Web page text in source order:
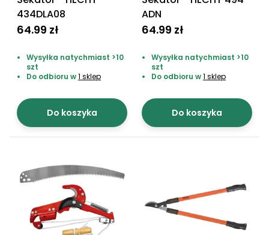
434DLA08
64.99 zł
Wysyłka natychmiast >10
szt
Do odbioru w1 sklep
Do koszyka
ADN
64.99 zł
Wysyłka natychmiast >10
szt
Do odbioru w1 sklep
Do koszyka